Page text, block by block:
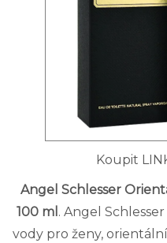
Koupit
Angel Schlesser
100 ml . Angel
vody pro ženy,